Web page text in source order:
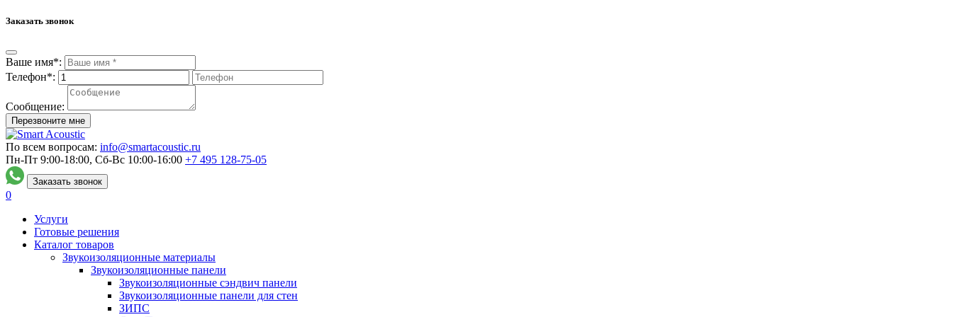
Заказать звонок
Ваше имя*:
Телефон*:
Сообщение:
Перезвоните мне
По всем вопросам: info@smartacoustic.ru
Пн-Пт 9:00-18:00, Сб-Вс 10:00-16:00 +7 495 128-75-05
Заказать звонок
0
Услуги
Готовые решения
Каталог товаров
Звукоизоляционные материалы
Звукоизоляционные панели
Звукоизоляционные сэндвич панели
Звукоизоляционные панели для стен
ЗИПС